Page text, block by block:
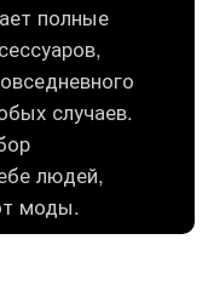
полные
случаев.
людей,
моды.